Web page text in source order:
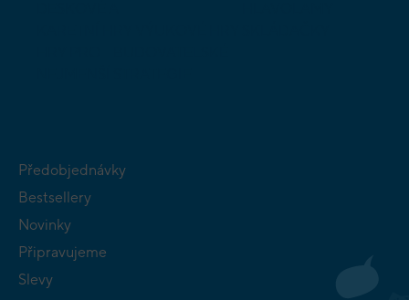
Předobjednávky
Bestsellery
Novinky
Připravujeme
Slevy